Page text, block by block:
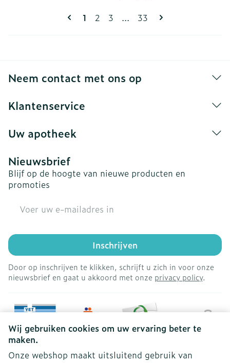
Wij gebruiken cookies om uw ervaring beter te
maken.
Onze webshop maakt uitsluitend gebruik van
Pagina's
U lees momenteel pagina
1 Pagina
2 Pagina
3 ... Pagina
33
Neem contact met ons op
Klantenservice
Uw apotheek
Nieuwsbrief
Blijf op de hoogte van nieuwe producten en
promoties
Inschrijven
Door op inschrijven te klikken, schrijft u zich in voor onze
nieuwsbrief en gaat u akkoord met onze privacy policy.